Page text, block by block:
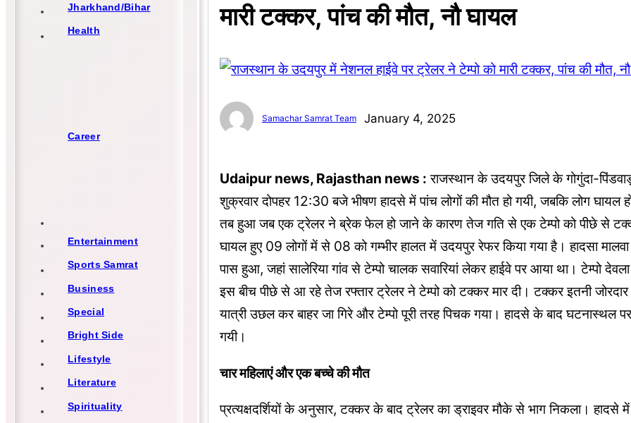
Jharkhand/Bihar
Health
Career
Entertainment
Sports Samrat
Business
Special
Bright Side
Lifestyle
Literature
Spirituality
मारी टक्कर, पांच की मौत, नौ घायल
Samachar Samrat Team January 4, 2025
Udaipur news, Rajasthan news : राजस्थान के उदयपुर जिले के गोगुंदा-
शुक्रवार दोपहर 12:30 बजे भीषण हादसे में पांच लोगों की मौत हो गयी, जबकि लोग घायल
तब हुआ जब एक ट्रेलर ने ब्रेक फेल हो जाने के कारण तेज गति से एक टेम्पो को पीछे से
घायल हुए 09 लोगों में से 08 को गम्भीर हालत में उदयपुर रेफर किया गया है। हादसा मालवा
पास हुआ, जहां सालेरिया गांव से टेम्पो चालक सवारियां लेकर हाईवे पर आया था। टेम्पो
इस बीच पीछे से आ रहे तेज रफ्तार ट्रेलर ने टेम्पो को टक्कर मार दी। टक्कर इतनी जोरदार
यात्री उछल कर बाहर जा गिरे और टेम्पो पूरी तरह पिचक गया। हादसे के बाद घटनास्थल
गयी।
चार महिलाएं और एक बच्चे की मौत
प्रत्यक्षदर्शियों के अनुसार, टक्कर के बाद ट्रेलर का ड्राइवर मौके से भाग निकला।